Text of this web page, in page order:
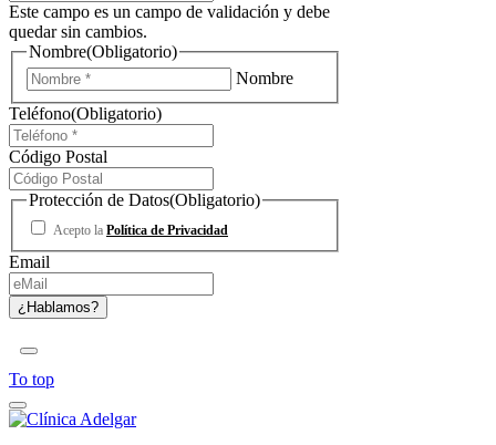
Este campo es un campo de validación y debe
quedar sin cambios.
Nombre(Obligatorio)
Nombre
Teléfono(Obligatorio)
Código Postal
Protección de Datos(Obligatorio)
Acepto la Política de Privacidad
Email
To top